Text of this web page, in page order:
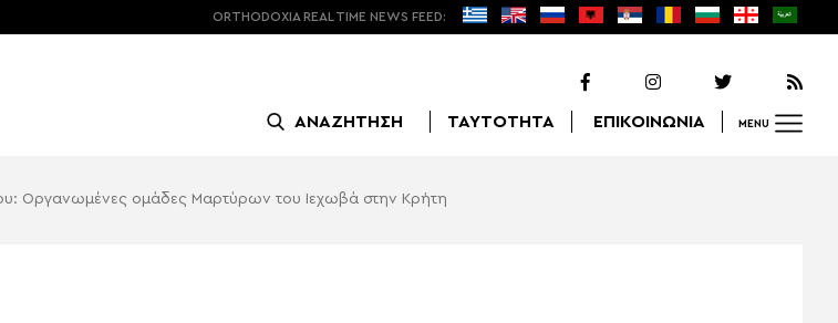
ORTHODOXIA REAL TIME NEWS FEED:
ΑΝΑΖΗΤΗΣΗ ΤΑΥΤΟΤΗΤΑ ΕΠΙΚΟΙΝΩΝΙΑ MENU
Οργανωμένες ομάδες Μαρτύρων του Ιεχωβά στην Κρήτη